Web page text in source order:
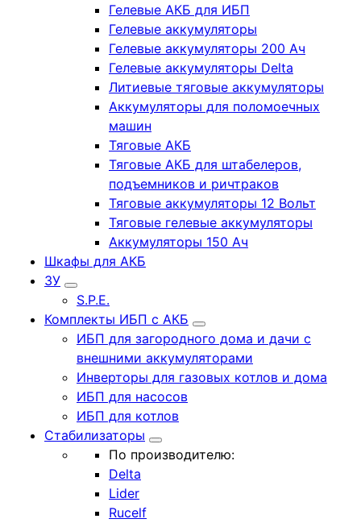
Гелевые АКБ для ИБП
Гелевые аккумуляторы
Гелевые аккумуляторы 200 Ач
Гелевые аккумуляторы Delta
Литиевые тяговые аккумуляторы
Аккумуляторы для поломоечных
машин
Тяговые АКБ
Тяговые АКБ для штабелеров,
подъемников и ричтраков
Тяговые аккумуляторы 12 Вольт
Тяговые гелевые аккумуляторы
Аккумуляторы 150 Ач
Шкафы для АКБ
ЗУ
S.P.E.
Комплекты ИБП с АКБ
ИБП для загородного дома и дачи с
внешними аккумуляторами
Инверторы для газовых котлов и дома
ИБП для насосов
ИБП для котлов
Стабилизаторы
По производителю:
Delta
Lider
Rucelf